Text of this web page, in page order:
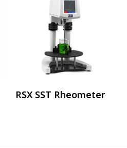
อ่านเพิ่ม
RSX SST Rheometer